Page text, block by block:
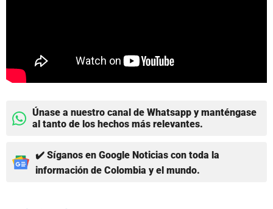
Únase a nuestro canal de Whatsapp y manténgase
al tanto de los hechos más relevantes.
✔️ Síganos en Google Noticias con toda la
información de Colombia y el mundo.